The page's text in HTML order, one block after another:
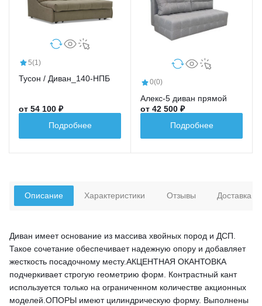
5(1)
Тусон / Диван_140-НПБ
от 54 100 ₽
Подробнее
0(0)
Алекс-5 диван прямой
от 42 500 ₽
Подробнее
Описание
Диван имеет основание из массива хвойных пород и ДСП.
Такое сочетание обеспечивает надежную опору и добавляет
жесткость посадочному месту.АКЦЕНТНАЯ ОКАНТОВКА
подчеркивает строгую геометрию форм. Контрастный кант
используется только на ограниченном количестве акционных
моделей.ОПОРЫ имеют цилиндрическую форму. Выполнены
Характеристики Отзывы Доставка